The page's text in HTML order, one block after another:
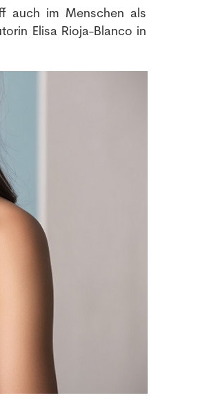
auch im Menschen als
Elisa Rioja-Blanco in